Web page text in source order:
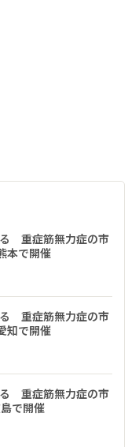
重症筋無力症の市
本で開催
重症筋無力症の市
知で開催
重症筋無力症の市
で開催